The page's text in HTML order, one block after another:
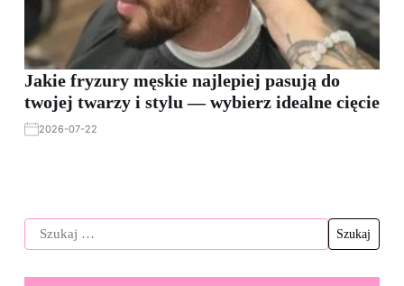
Jakie fryzury męskie najlepiej pasują do
twojej twarzy i stylu — wybierz idealne cięcie
2026-07-22